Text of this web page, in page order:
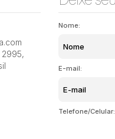
José Mendes, Florianópolis,
2995,
Nome:
E-mail:
Telefone/Celular: